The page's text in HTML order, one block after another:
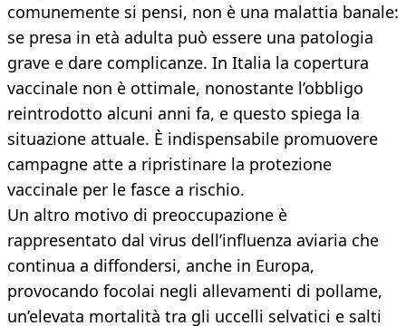
comunemente si pensi, non è una malattia banale:
se presa in età adulta può essere una patologia
grave e dare complicanze. In Italia la copertura
vaccinale non è ottimale, nonostante l’obbligo
reintrodotto alcuni anni fa, e questo spiega la
situazione attuale. È indispensabile promuovere
campagne atte a ripristinare la protezione
vaccinale per le fasce a rischio.
Un altro motivo di preoccupazione è
rappresentato dal virus dell’influenza aviaria che
continua a diffondersi, anche in Europa,
provocando focolai negli allevamenti di pollame,
un’elevata mortalità tra gli uccelli selvatici e salti